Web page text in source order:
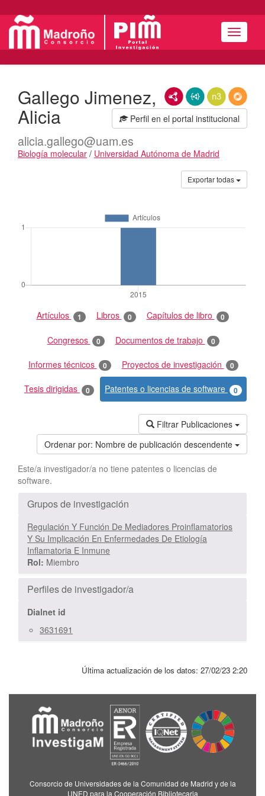
Menú
RDF/XMLJSON-LDN3/Turtle
Perfil en el portal institucional
Gallego Jimenez,
Alicia
alicia.gallego@uam.es
Biología molecular / Universidad Autónoma de Madrid
Exportar todas
Artículos 1 Libros 0 Capítulos de libro 0
Congresos 0 Documentos de trabajo 0
Informes técnicos 0 Proyectos de investigación 0
Tesis dirigidas 0 Patentes o licencias de software 0
Filtrar Publicaciones
Ordenar por: Nombre de publicación descendente
Este/a investigador/a no tiene patentes o licencias de
software.
Grupos de investigación
Regulación Y Función De Mediadores Proinflamatorios
Y Su Implicación En Enfermedades De Etiología
Inflamatoria E Inmune
Rol: Miembro
Perfiles de investigador/a
Dialnet id
3631691
Última actualización de los datos: 27/02/23 2:20
Consorcio de Universidades de la Comunidad de Madrid y de la
UNED para la Cooperación Bibliotecaria